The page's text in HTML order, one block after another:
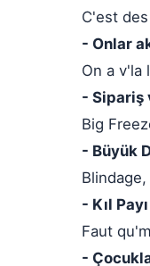
C'est
- Onlar
On a v'la
- Sipariş
Big
- Büyük
- Kıl
Faut
-